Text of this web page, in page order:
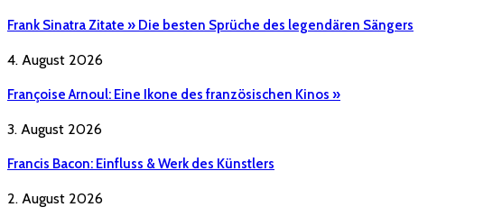
Frank Sinatra Zitate » Die besten Sprüche des legendären Sängers
4. August 2026
Françoise Arnoul: Eine Ikone des französischen Kinos »
3. August 2026
Francis Bacon: Einfluss & Werk des Künstlers
2. August 2026